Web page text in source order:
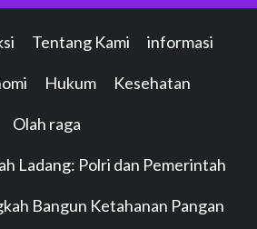
Tentang Kami informasi
Hukum Kesehatan
Olah raga
Ladang: Polri dan Pemerintah
Bangun Ketahanan Pangan